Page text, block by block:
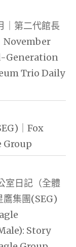
｜第二代館長
November
Generation
Trio Daily
｜Fox
Group
室日記（全體
鷹集團(SEG)
Story